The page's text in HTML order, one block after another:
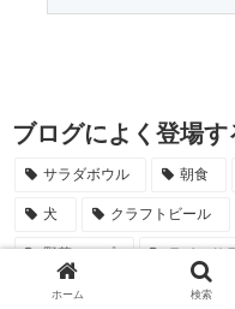
ブログによく登場す
サラダボウル 朝食
犬 クラフトビール
野菜スープ ライスサ
昆布サバ
ホーム 検索